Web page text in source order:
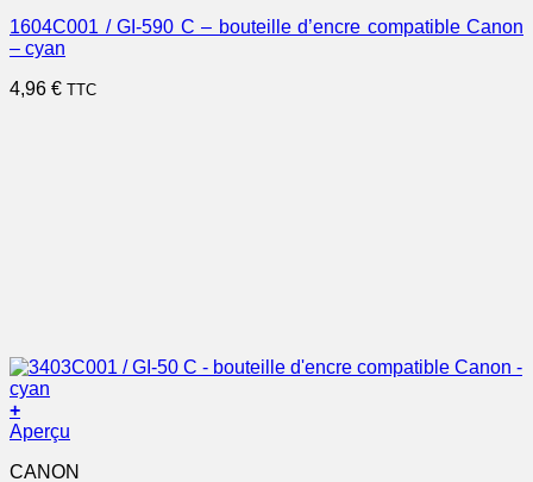
1604C001 / GI-590 C – bouteille d’encre compatible Canon
– cyan
4,96 € TTC
+
Aperçu
CANON